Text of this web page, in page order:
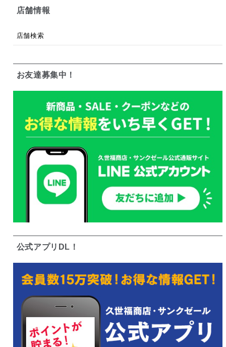
店舗情報
店舗検索
お友達募集中！
公式アプリDL！